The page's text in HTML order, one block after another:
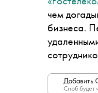
чем
бизнеса.
Добавить
Сноб будет